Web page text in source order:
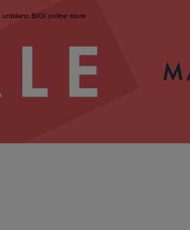
unbilanc BIGI online store